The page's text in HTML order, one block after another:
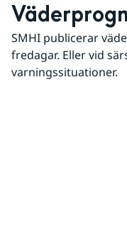
SMHI publicerar
fredagar. Eller vid
varningssituationer.